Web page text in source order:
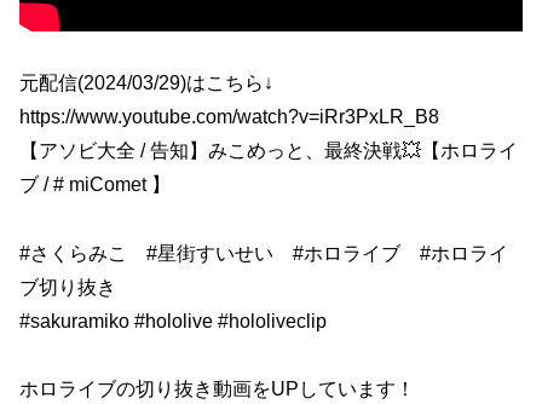
元配信(2024/03/29)はこちら↓
https://www.youtube.com/watch?v=iRr3PxLR_B8
【アソビ大全 / 告知】みこめっと、最終決戦💥【ホロライ
ブ / # miComet 】
#さくらみこ #星街すいせい #ホロライブ #ホロライ
ブ切り抜き
#sakuramiko #hololive #hololiveclip
ホロライブの切り抜き動画をUPしています！